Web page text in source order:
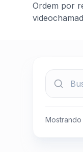
Ordem por
Mostrando